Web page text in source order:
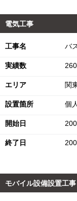
電気工事
工事名 バ
実績数
エリア 関
設置箇所 個人
開始日
終了日
モバイル設備設置工事